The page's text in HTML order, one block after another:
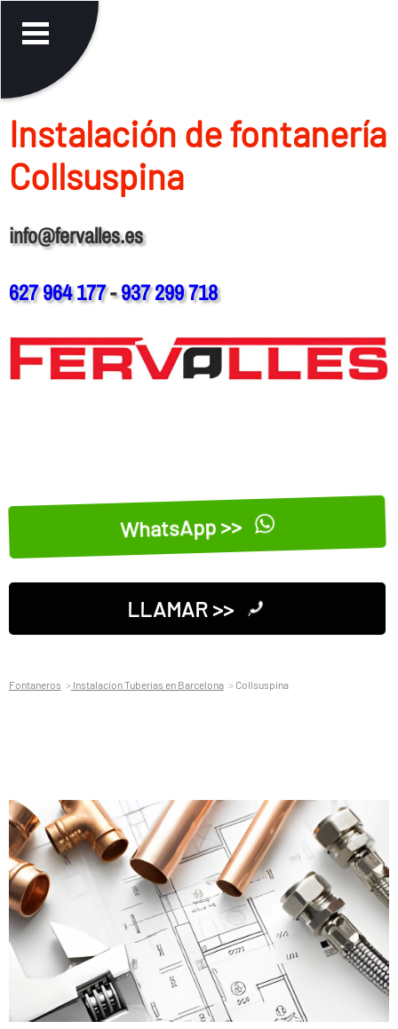
Instalación de fontanerí­a
Collsuspina
info@fervalles.es
627 964 177-937 299 718
WhatsApp >>
LLAMAR >>
Fontaneros Instalacion Tuberias en Barcelona Collsuspina